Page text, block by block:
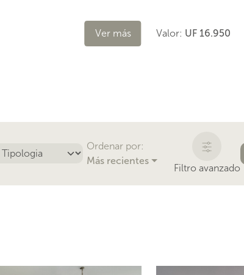
Ver más Valor: UF 16.950
Ordenar por:
Más recientes
Filtro avanzado